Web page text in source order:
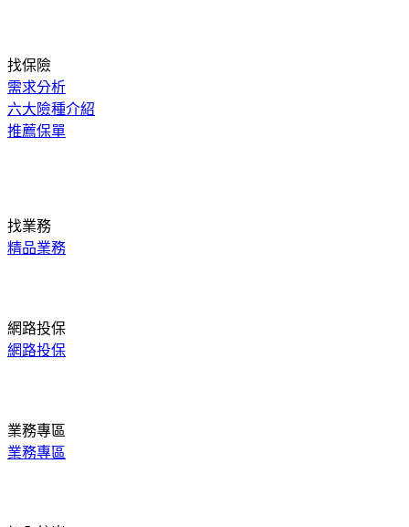
找保險
需求分析
六大險種介紹
推薦保單
找業務
精品業務
網路投保
網路投保
業務專區
業務專區